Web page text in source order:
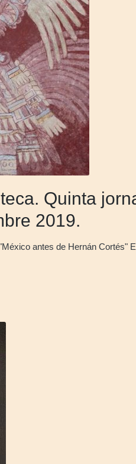
Quinta
2019.
antes de Hernán Cortés"